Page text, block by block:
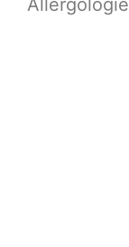
Allergologie